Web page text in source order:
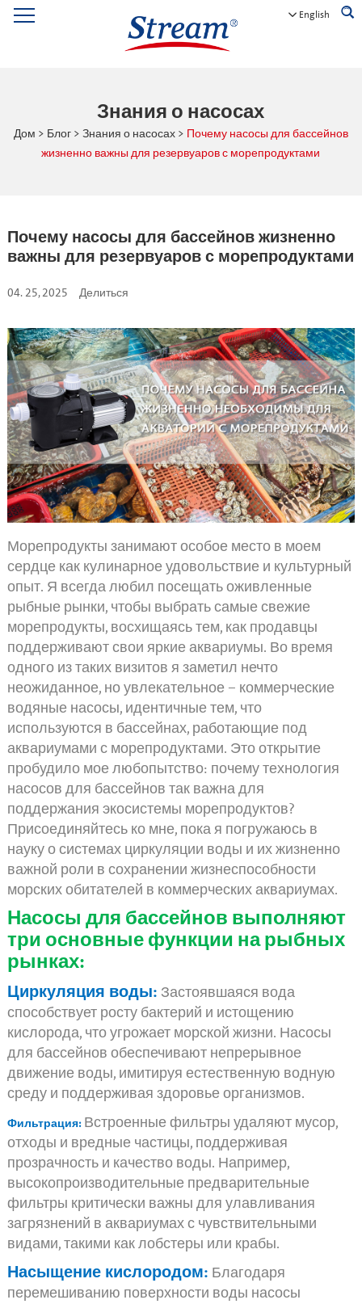
English
Знания о насосах
Дом > Блог > Знания о насосах > Почему насосы для бассейнов
жизненно важны для резервуаров с морепродуктами
Почему насосы для бассейнов жизненно
важны для резервуаров с морепродуктами
04. 25, 2025 Делиться
Морепродукты занимают особое место в моем
сердце как кулинарное удовольствие и культурный
опыт. Я всегда любил посещать оживленные
рыбные рынки, чтобы выбрать самые свежие
морепродукты, восхищаясь тем, как продавцы
поддерживают свои яркие аквариумы. Во время
одного из таких визитов я заметил нечто
неожиданное, но увлекательное – коммерческие
водяные насосы, идентичные тем, что
используются в бассейнах, работающие под
аквариумами с морепродуктами. Это открытие
пробудило мое любопытство: почему технология
насосов для бассейнов так важна для
поддержания экосистемы морепродуктов?
Присоединяйтесь ко мне, пока я погружаюсь в
науку о системах циркуляции воды и их жизненно
важной роли в сохранении жизнеспособности
морских обитателей в коммерческих аквариумах.
Насосы для бассейнов выполняют
три основные функции на рыбных
рынках:
Циркуляция воды: Застоявшаяся вода
способствует росту бактерий и истощению
кислорода, что угрожает морской жизни. Насосы
для бассейнов обеспечивают непрерывное
движение воды, имитируя естественную водную
среду и поддерживая здоровье организмов.
Фильтрация: Встроенные фильтры удаляют мусор,
отходы и вредные частицы, поддерживая
прозрачность и качество воды. Например,
высокопроизводительные предварительные
фильтры критически важны для улавливания
загрязнений в аквариумах с чувствительными
видами, такими как лобстеры или крабы.
Насыщение кислородом: Благодаря
перемешиванию поверхности воды насосы